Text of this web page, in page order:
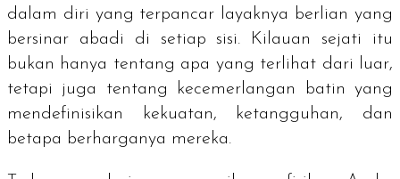
dalam diri yang terpancar layaknya berlian yang
bersinar abadi di setiap sisi. Kilauan sejati itu
bukan hanya tentang apa yang terlihat dari luar,
tetapi juga tentang kecemerlangan batin yang
mendefinisikan kekuatan, ketangguhan, dan
betapa berharganya mereka.